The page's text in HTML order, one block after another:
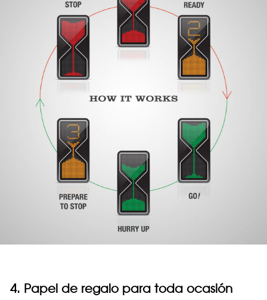
4. Papel de regalo para toda ocasión